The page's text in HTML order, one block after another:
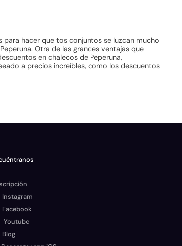
hacer que tos conjuntos se luzcan mucho
Otra de las grandes ventajas que
en chalecos de Peperuna,
a precios increíbles, como los descuentos
Instagram
Facebook
Youtube
Blog